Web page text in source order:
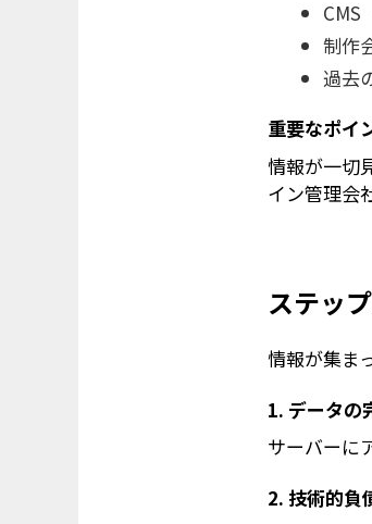
CMS
制作
過去
重要なポイ
情報が一切
イン管理会
ステッ
情報が集ま
1. データの
サーバーに
2. 技術的負